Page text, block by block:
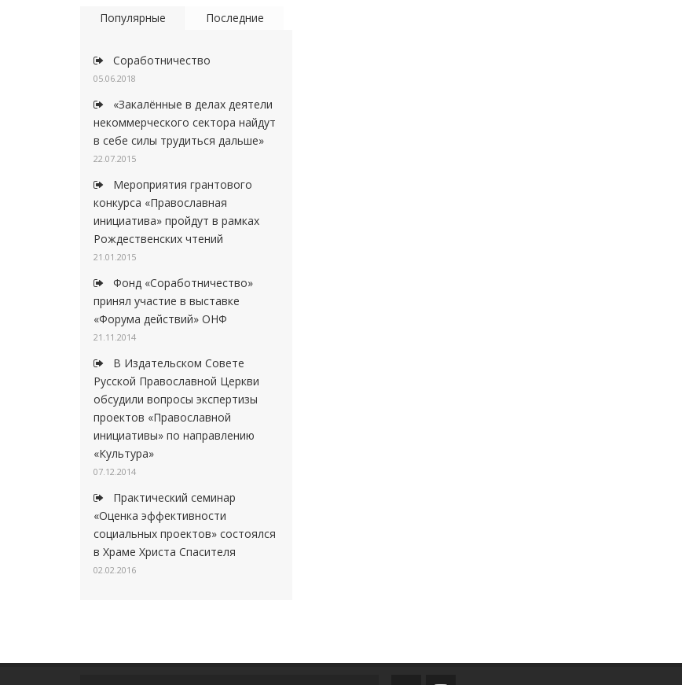
Популярные Последние
Соработничество
05.06.2018
«Закалённые в делах деятели
некоммерческого сектора найдут
в себе силы трудиться дальше»
22.07.2015
Мероприятия грантового
конкурса «Православная
инициатива» пройдут в рамках
Рождественских чтений
21.01.2015
Фонд «Соработничество»
принял участие в выставке
«Форума действий» ОНФ
21.11.2014
В Издательском Совете
Русской Православной Церкви
обсудили вопросы экспертизы
проектов «Православной
инициативы» по направлению
«Культура»
07.12.2014
Практический семинар
«Оценка эффективности
социальных проектов» состоялся
в Храме Христа Спасителя
02.02.2016